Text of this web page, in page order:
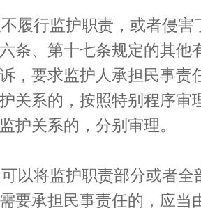
履行监护职责，或者侵
条、第十七条规定的其他
，要求监护人承担民事
关系的，按照特别程序审
护关系的，分别审理。
以将监护职责部分或者
要承担民事责任的，应当